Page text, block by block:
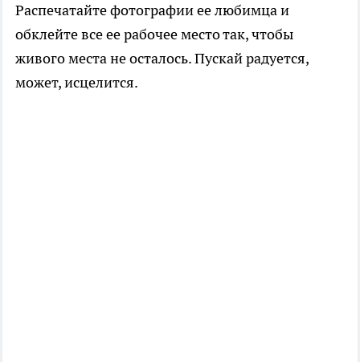
Распечатайте фотографии ее любимца и
обклейте все ее рабочее место так, чтобы
живого места не осталось. Пускай радуется,
может, исцелится.